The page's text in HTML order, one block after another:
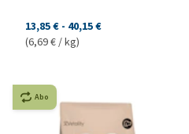
13,85 € - 40,15 €
(6,69 € / kg)
Abo